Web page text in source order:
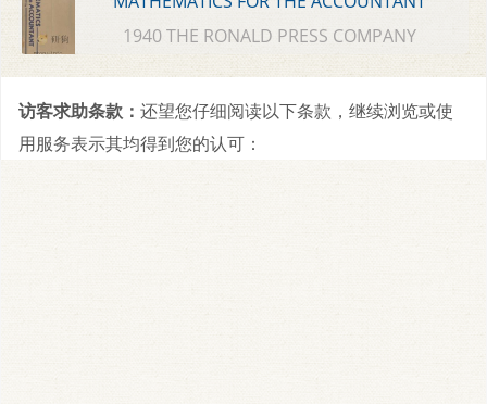
1940 THE RONALD PRESS COMPANY
访客求助条款： 还望您仔细阅读以下条款，继续浏览或使
用服务表示其均得到您的认可：